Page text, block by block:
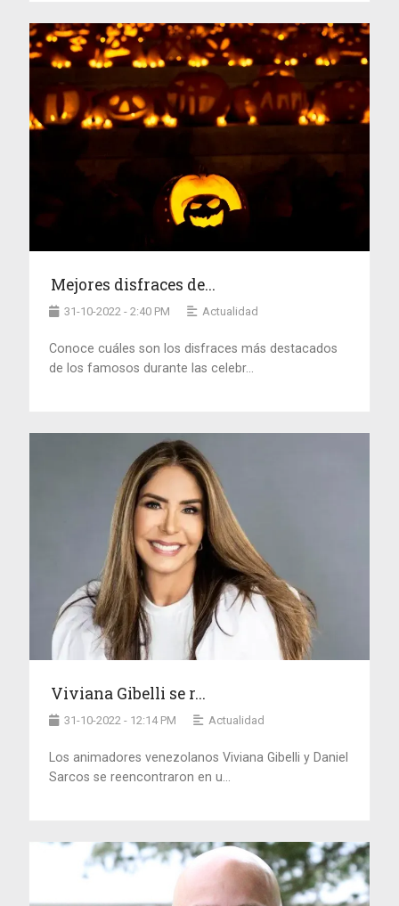
Mejores disfraces de...
31-10-2022 - 2:40 PM Actualidad
Conoce cuáles son los disfraces más destacados
de los famosos durante las celebr...
Viviana Gibelli se r...
31-10-2022 - 12:14 PM Actualidad
Los animadores venezolanos Viviana Gibelli y Daniel
Sarcos se reencontraron en u...